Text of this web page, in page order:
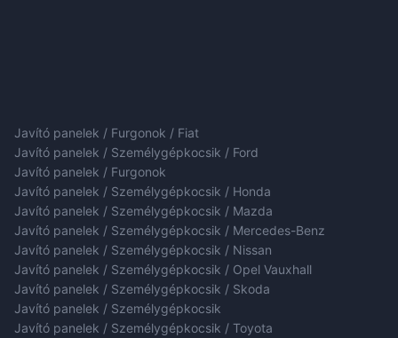
Javító panelek / Furgonok / Fiat
Javító panelek / Személygépkocsik / Ford
Javító panelek / Furgonok
Javító panelek / Személygépkocsik / Honda
Javító panelek / Személygépkocsik / Mazda
Javító panelek / Személygépkocsik / Mercedes-Benz
Javító panelek / Személygépkocsik / Nissan
Javító panelek / Személygépkocsik / Opel Vauxhall
Javító panelek / Személygépkocsik / Skoda
Javító panelek / Személygépkocsik
Javító panelek / Személygépkocsik / Toyota